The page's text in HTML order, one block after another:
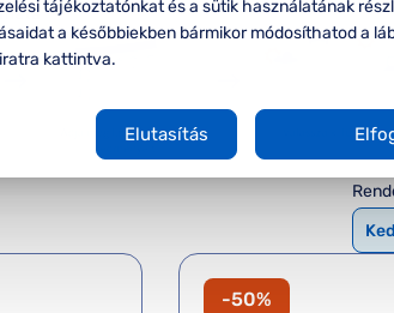
-50%
tájékoztatónkat és a sütik használatának
a későbbiekben bármikor módosíthatod a
kattintva.
Elutasítás